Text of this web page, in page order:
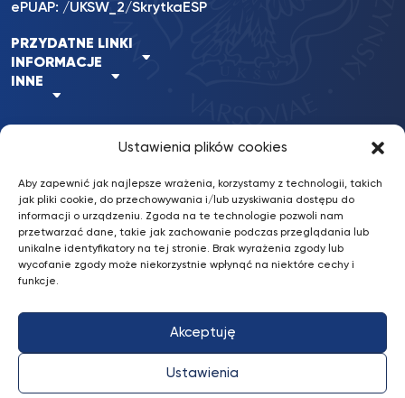
Ustawienia plików cookies
Aby zapewnić jak najlepsze wrażenia, korzystamy z technologii, takich
jak pliki cookie, do przechowywania i/lub uzyskiwania dostępu do
informacji o urządzeniu. Zgoda na te technologie pozwoli nam
przetwarzać dane, takie jak zachowanie podczas przeglądania lub
unikalne identyfikatory na tej stronie. Brak wyrażenia zgody lub
wycofanie zgody może niekorzystnie wpłynąć na niektóre cechy i
funkcje.
Akceptuję
Ustawienia
ePUAP: /UKSW_2/SkrytkaESP
PRZYDATNE LINKI
INFORMACJE
INNE
UKSW
zastrzeżone.
Wykonanie:
Deklaracja dostępności
Konto bankowe: Erste Bank Polska S.A.
Profil Profil ProfilProfil UKSWProfilUKSW